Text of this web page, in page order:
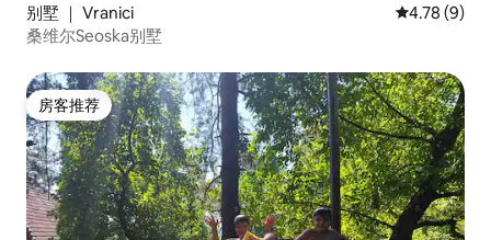
别墅 ｜ Vranici 平均评分
4.78 (9)
桑维尔Seoska别墅
房客推荐
房客推荐